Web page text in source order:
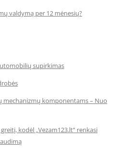
valdymą per 12 mėnesių?
supirkimas
mechanizmų komponentams – Nuo
kodėl „Vezam123.lt“ renkasi